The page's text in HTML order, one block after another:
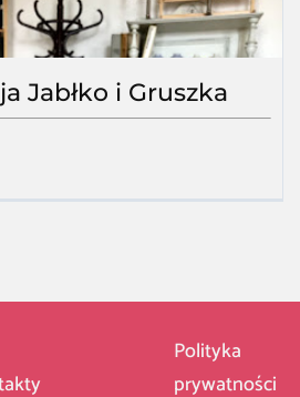
Jabłko i Gruszka
Polityka
prywatności